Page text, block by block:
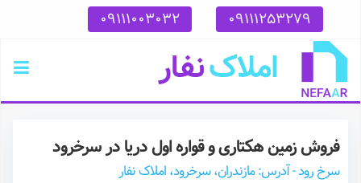
09111253279
09111003032
فروش زمین هکتاری و‌ قواره اول دریا در سرخرود
سرخ رود - آدرس: مازندران، سرخرود، املاک نفار